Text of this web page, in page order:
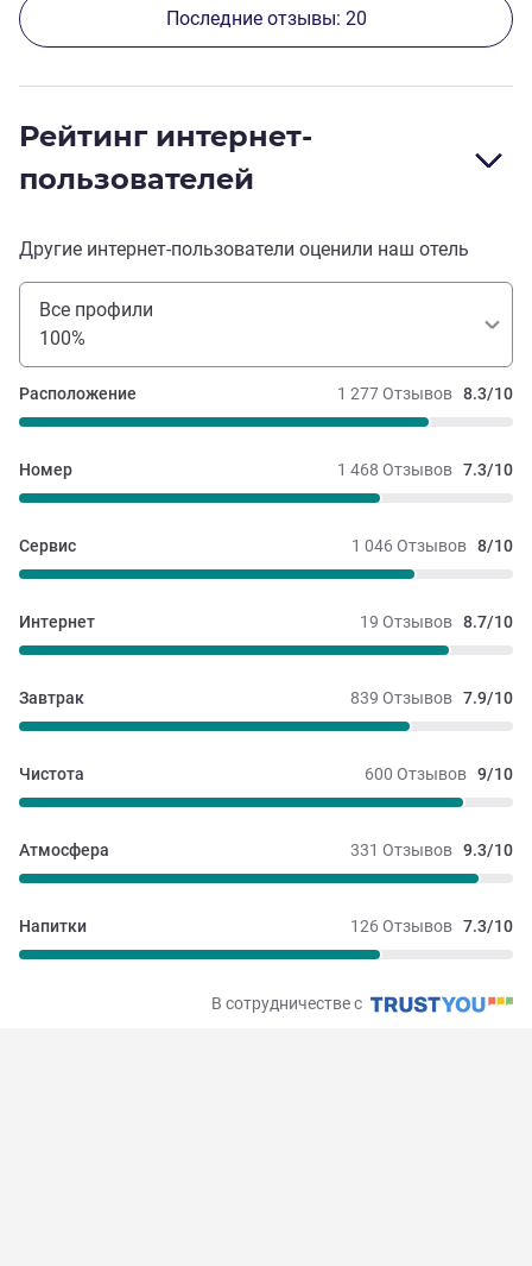
Последние отзывы: 20
Рейтинг интернет-
пользователей
Другие интернет-пользователи оценили наш отель
Все профили
100%
1 277 Отзывов 8.3/10
Расположение
1 468 Отзывов 7.3/10
Номер
1 046 Отзывов 8/10
Сервис
19 Отзывов 8.7/10
Интернет
839 Отзывов 7.9/10
Завтрак
600 Отзывов 9/10
Чистота
331 Отзывов 9.3/10
Атмосфера
126 Отзывов 7.3/10
Напитки
В сотрудничестве с